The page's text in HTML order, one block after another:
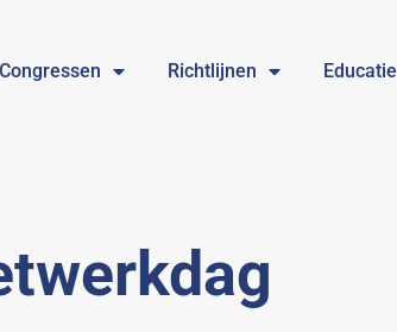
Richtlijnen Educatie